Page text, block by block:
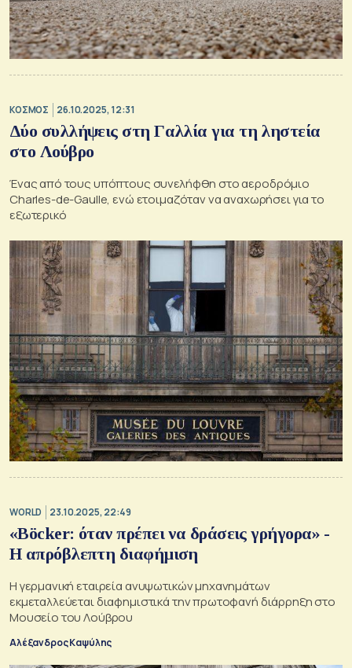
ΚΟΣΜΟΣ 26.10.2025, 12:31
Δύο συλλήψεις στη Γαλλία για τη ληστεία
στο Λούβρο
Ένας από τους υπόπτους συνελήφθη στο αεροδρόμιο
Charles-de-Gaulle, ενώ ετοιμαζόταν να αναχωρήσει για το
εξωτερικό
WORLD 23.10.2025, 22:49
«Böcker: όταν πρέπει να δράσεις γρήγορα» -
Η απρόβλεπτη διαφήμιση
Η γερμανική εταιρεία ανυψωτικών μηχανημάτων
εκμεταλλεύεται διαφημιστικά την πρωτοφανή διάρρηξη στο
Μουσείο του Λούβρου
Αλέξανδρος Καψύλης